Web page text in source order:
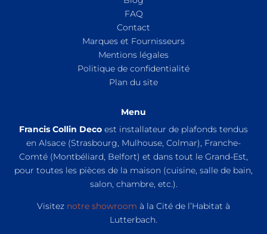
FAQ
Contact
Marques et Fournisseurs
Mentions légales
Politique de confidentialité
Plan du site
Menu
Francis Collin Deco est installateur de plafonds tendus
en Alsace (Strasbourg, Mulhouse, Colmar), Franche-
Comté (Montbéliard, Belfort) et dans tout le Grand-Est,
pour toutes les pièces de la maison (cuisine, salle de bain,
salon, chambre, etc.).
Visitez notre showroom à la Cité de l’Habitat à
Lutterbach.